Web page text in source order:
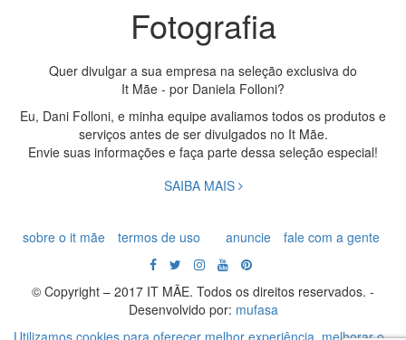
Fotografia
Quer divulgar a sua empresa na seleção exclusiva do
It Mãe - por Daniela Folloni?
Eu, Dani Folloni, e minha equipe avaliamos todos os produtos e
serviços antes de ser divulgados no It Mãe.
Envie suas informações e faça parte dessa seleção especial!
SAIBA MAIS
sobre o it mãe termos de uso anuncie fale com a gente
© Copyright – 2017 IT MÃE. Todos os direitos reservados. -
Desenvolvido por: mufasa
Utilizamos cookies para oferecer melhor experiência, melhorar o